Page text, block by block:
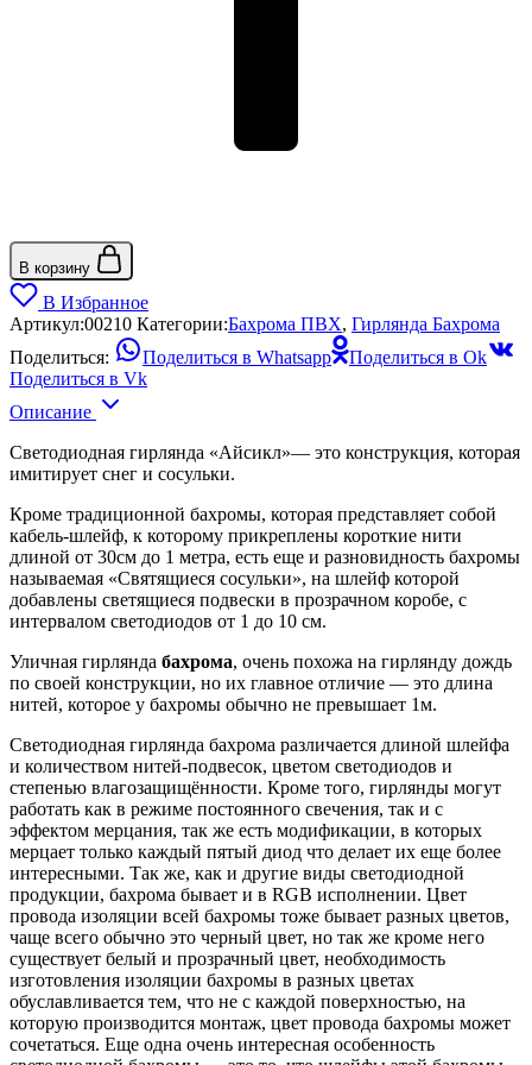
В корзину
В Избранное
Артикул:00210 Категории:Бахрома ПВХ, Гирлянда Бахрома
Поделиться:
Поделиться в Whatsapp
Поделиться в Ok
Поделиться в Vk
Описание
Светодиодная гирлянда «Айсикл»— это конструкция, которая
имитирует снег и сосульки.
Кроме традиционной бахромы, которая представляет собой
кабель-шлейф, к которому прикреплены короткие нити
длиной от 30см до 1 метра, есть еще и разновидность бахромы
называемая «Святящиеся сосульки», на шлейф которой
добавлены светящиеся подвески в прозрачном коробе, с
интервалом светодиодов от 1 до 10 см.
Уличная гирлянда бахрома, очень похожа на гирлянду дождь
по своей конструкции, но их главное отличие — это длина
нитей, которое у бахромы обычно не превышает 1м.
Светодиодная гирлянда бахрома различается длиной шлейфа
и количеством нитей-подвесок, цветом светодиодов и
степенью влагозащищённости. Кроме того, гирлянды могут
работать как в режиме постоянного свечения, так и с
эффектом мерцания, так же есть модификации, в которых
мерцает только каждый пятый диод что делает их еще более
интересными. Так же, как и другие виды светодиодной
продукции, бахрома бывает и в RGB исполнении. Цвет
провода изоляции всей бахромы тоже бывает разных цветов,
чаще всего обычно это черный цвет, но так же кроме него
существует белый и прозрачный цвет, необходимость
изготовления изоляции бахромы в разных цветах
обуславливается тем, что не с каждой поверхностью, на
которую производится монтаж, цвет провода бахромы может
сочетаться. Еще одна очень интересная особенность